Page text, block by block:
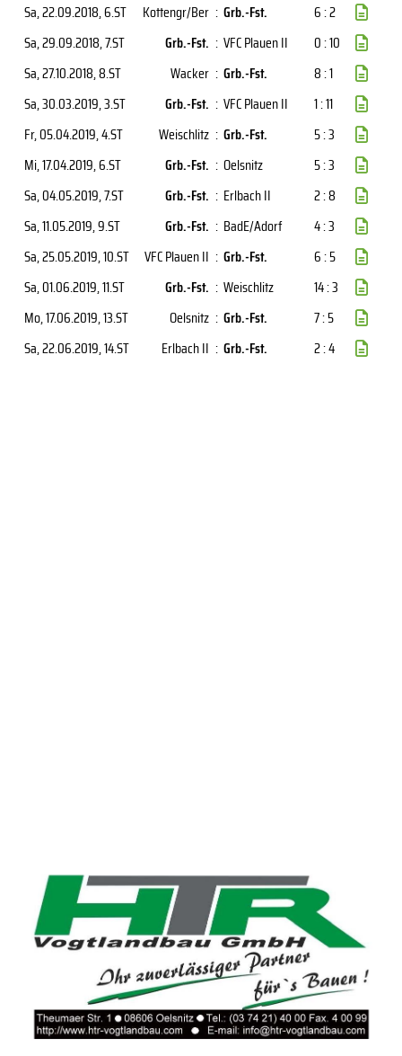
Sa, 22.09.2018, 6.ST Kottengr/Ber : Grb.-Fst.
6 : 2
Sa, 29.09.2018, 7.ST Grb.-Fst. : VFC Plauen II
0 : 10
Sa, 27.10.2018, 8.ST Wacker : Grb.-Fst.
8 : 1
Sa, 30.03.2019, 3.ST Grb.-Fst. : VFC Plauen II
1 : 11
Fr, 05.04.2019, 4.ST Weischlitz : Grb.-Fst.
5 : 3
Mi, 17.04.2019, 6.ST Grb.-Fst. : Oelsnitz
5 : 3
Sa, 04.05.2019, 7.ST Grb.-Fst. : Erlbach II
2 : 8
Sa, 11.05.2019, 9.ST Grb.-Fst. : BadE/Adorf
4 : 3
Sa, 25.05.2019, 10.ST VFC Plauen II : Grb.-Fst.
6 : 5
Sa, 01.06.2019, 11.ST Grb.-Fst. : Weischlitz
14 : 3
Mo, 17.06.2019, 13.ST Oelsnitz : Grb.-Fst.
7 : 5
Sa, 22.06.2019, 14.ST Erlbach II : Grb.-Fst. 2 : 4